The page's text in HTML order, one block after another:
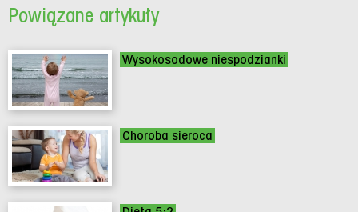
Powiązane artykuły
Wysokosodowe niespodzianki
Choroba sieroca